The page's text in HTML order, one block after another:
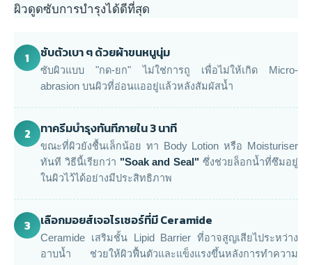
ผิวดูดซับการบำรุงได้ดีที่สุด
1 ซับตัวเบา ๆ ด้วยผ้าขนหนูนุ่ม
ซับผิวแบบ "กด-ยก" ไม่ใช่การถู เพื่อไม่ให้เกิด Micro-
abrasion บนผิวที่อ่อนแออยู่แล้วหลังสัมผัสน้ำ
2 ทาครีมบำรุงทันทีภายใน 3 นาที
ขณะที่ผิวยังชื้นเล็กน้อย ทา Body Lotion หรือ Moisturiser
ทันที วิธีนี้เรียกว่า "Soak and Seal" ซึ่งช่วยล็อกน้ำที่ซึมอยู่
ในผิวไว้ได้อย่างมีประสิทธิภาพ
3 เลือกมอยส์เจอไรเซอร์ที่มี Ceramide
Ceramide เสริมชั้น Lipid Barrier ที่อาจสูญเสียไประหว่าง
อาบน้ำ ช่วยให้ผิวฟื้นตัวและแข็งแรงขึ้นหลังการทำความ